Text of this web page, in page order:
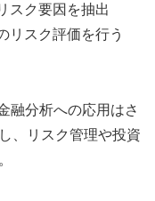
スク要因を抽出
リスク評価を行う
融分析への応用はさ
、リスク管理や投資